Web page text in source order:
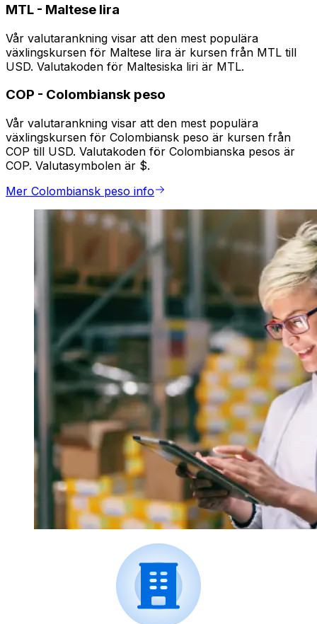
MTL - Maltese lira
Vår valutarankning visar att den mest populära
växlingskursen för Maltese lira är kursen från MTL till
USD. Valutakoden för Maltesiska liri är MTL.
COP - Colombiansk peso
Vår valutarankning visar att den mest populära
växlingskursen för Colombiansk peso är kursen från
COP till USD. Valutakoden för Colombianska pesos är
COP. Valutasymbolen är $.
Mer Colombiansk peso info